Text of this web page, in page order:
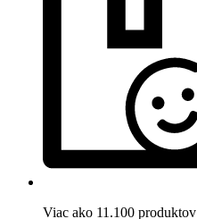
Viac ako 11.100 produktov